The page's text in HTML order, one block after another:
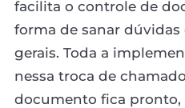
facilita o controle de
forma de sanar dúvidas
gerais. Toda a
nessa troca de
documento fica pronto,